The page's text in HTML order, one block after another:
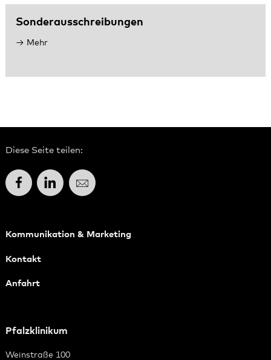
Sonderausschreibungen
Mehr
Diese Seite teilen:
FacebookLinkedInE-Mail
Kommunikation & Marketing
Kontakt
Anfahrt
Pfalzklinikum
Weinstraße 100